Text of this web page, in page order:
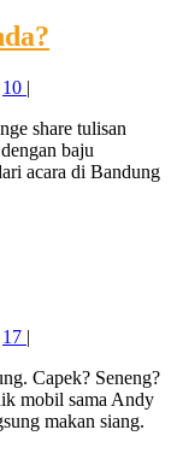
10 |
share tulisan
baju
acara di Bandung
17 |
Capek? Seneng?
mobil sama Andy
makan siang.